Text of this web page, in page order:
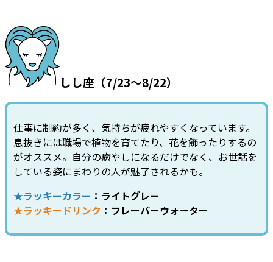
しし座（7/23～8/22）
仕事に制約が多く、気持ちが疲れやすくなっています。
息抜きには職場で植物を育てたり、花を飾ったりするの
がオススメ。自分の癒やしになるだけでなく、お世話を
している姿にまわりの人が魅了されるかも。
★ラッキーカラー ：ライトグレー
★ラッキードリンク ：フレーバーウォーター